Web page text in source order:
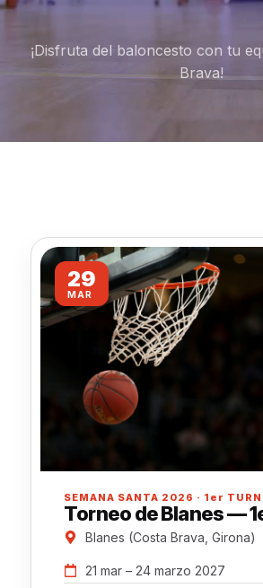
¡Disfruta del baloncesto con tu
Brava!
29
MAR
SEMANA SANTA 2026 · 1er
Torneo de Blanes —
Blanes (Costa Brava, Girona)
21 mar – 24 marzo 2027